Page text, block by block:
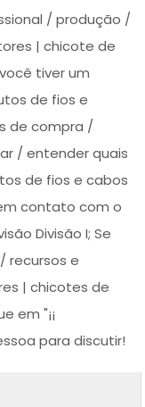
/ produção /
| chicote de
tiver um
de fios e
de compra /
/ entender quais
de fios e cabos
contato com o
Divisão I; Se
recursos e
| chicotes de
em "¡¡
para discutir!